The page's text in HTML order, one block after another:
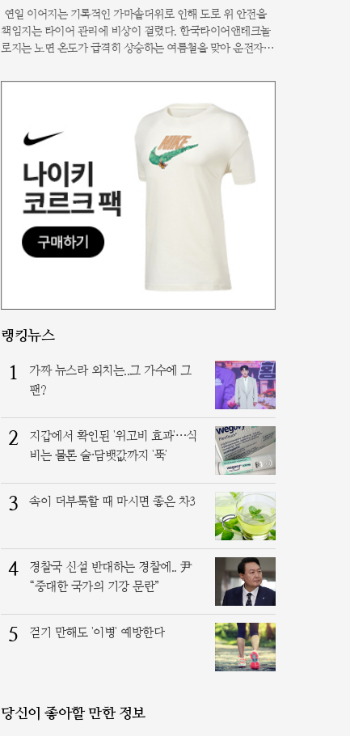
연일 이어지는 기록적인 가마솥더위로 인해 도로 위 안전을
책임지는 타이어 관리에 비상이 걸렸다. 한국타이어앤테크놀
로지는 노면 온도가 급격히 상승하는 여름철을 맞아 운전자들
최근처럼 낮 기온이 40도에 육박할 경우 아스팔트 온도는 60
랭킹뉴스
1
가짜 뉴스라 외치는..그 가수에 그
팬?
2
지갑에서 확인된 '위고비 효과'…식
비는 물론 술·담뱃값까지 '뚝'
3 속이 더부룩할 때 마시면 좋은 차3
4
경찰국 신설 반대하는 경찰에.. 尹
“중대한 국가의 기강 문란”
5 걷기 만해도 '이병' 예방한다
당신이 좋아할 만한 정보